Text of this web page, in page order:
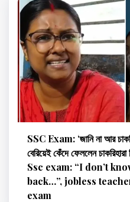
SSC Exam: ‘জানি না আর
বেরিয়েই কেঁদে ফেললেন
Ssc exam: “I don’t
back…”, jobless
exam